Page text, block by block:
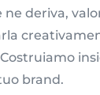
deriva,
brand.